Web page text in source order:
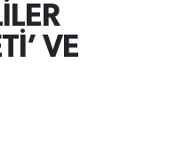
VE